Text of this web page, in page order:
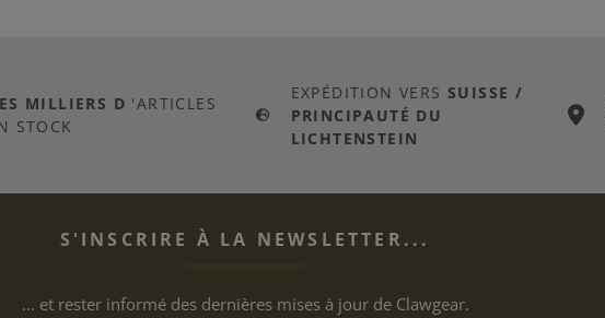
MILLIERS D 'ARTICLES
STOCK
EXPÉDITION VERSSUISSE /
PRINCIPAUTÉ DU
LICHTENSTEIN
S'INSCRIRE À LA NEWSLETTER...
... et rester informé des dernières mises à jour de Clawgear.